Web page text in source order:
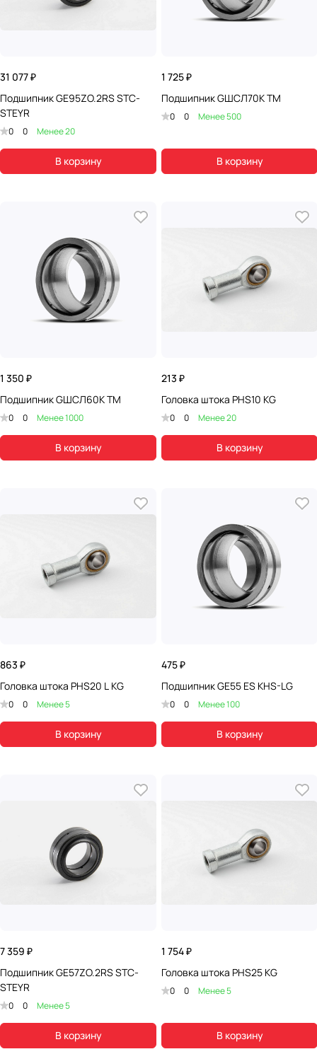
31 077 ₽
Подшипник GE95ZO.2RS STC-
STEYR
0 0 Менее 20
В корзину
1 725 ₽
Подшипник GШСЛ70К TM
0 0 Менее 500
В корзину
1 350 ₽
Подшипник GШСЛ60К TM
0 0 Менее 1000
В корзину
213 ₽
Головка штока PHS10 KG
0 0 Менее 20
В корзину
863 ₽
Головка штока PHS20 L KG
0 0 Менее 5
В корзину
475 ₽
Подшипник GE55 ES KHS-LG
0 0 Менее 100
В корзину
7 359 ₽
Подшипник GE57ZO.2RS STC-
STEYR
0 0 Менее 5
В корзину
1 754 ₽
Головка штока PHS25 KG
0 0 Менее 5
В корзину